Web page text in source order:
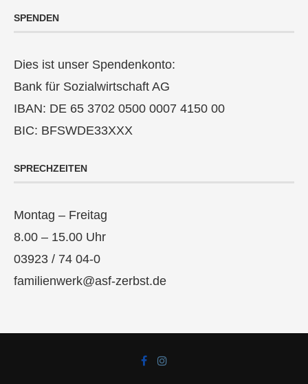
SPENDEN
Dies ist unser Spendenkonto:
Bank für Sozialwirtschaft AG
IBAN: DE 65 3702 0500 0007 4150 00
BIC: BFSWDE33XXX
SPRECHZEITEN
Montag – Freitag
8.00 – 15.00 Uhr
03923 / 74 04-0
familienwerk@asf-zerbst.de